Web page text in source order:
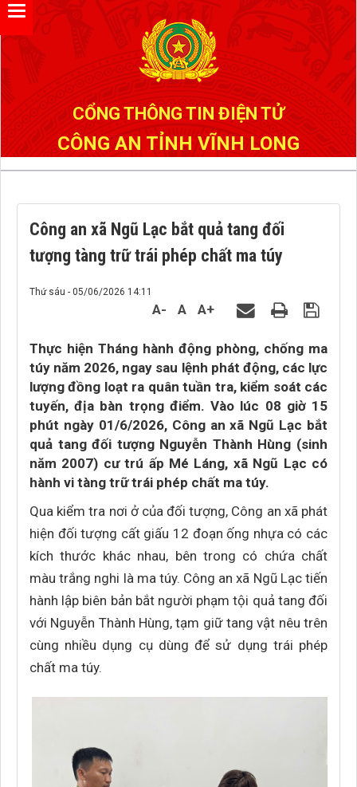
CỔNG THÔNG TIN ĐIỆN TỬ
CÔNG AN TỈNH VĨNH LONG
Công an xã Ngũ Lạc bắt quả tang đối
tượng tàng trữ trái phép chất ma túy
Thứ sáu - 05/06/2026 14:11
A- A A+
Thực hiện Tháng hành động phòng, chống ma
túy năm 2026, ngay sau lệnh phát động, các lực
lượng đồng loạt ra quân tuần tra, kiểm soát các
tuyến, địa bàn trọng điểm. Vào lúc 08 giờ 15
phút ngày 01/6/2026, Công an xã Ngũ Lạc bắt
quả tang đối tượng Nguyễn Thành Hùng (sinh
năm 2007) cư trú ấp Mé Láng, xã Ngũ Lạc có
hành vi tàng trữ trái phép chất ma túy.
Qua kiểm tra nơi ở của đối tượng, Công an xã phát
hiện đối tượng cất giấu 12 đoạn ống nhựa có các
kích thước khác nhau, bên trong có chứa chất
màu trắng nghi là ma túy. Công an xã Ngũ Lạc tiến
hành lập biên bản bắt người phạm tội quả tang đối
với Nguyễn Thành Hùng, tạm giữ tang vật nêu trên
cùng nhiều dụng cụ dùng để sử dụng trái phép
chất ma túy.